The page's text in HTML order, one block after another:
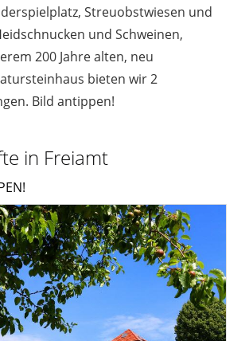
Streuobstwiesen und
und Schweinen,
200 Jahre alten, neu
bieten wir 2
Bild antippen!
in Freiamt